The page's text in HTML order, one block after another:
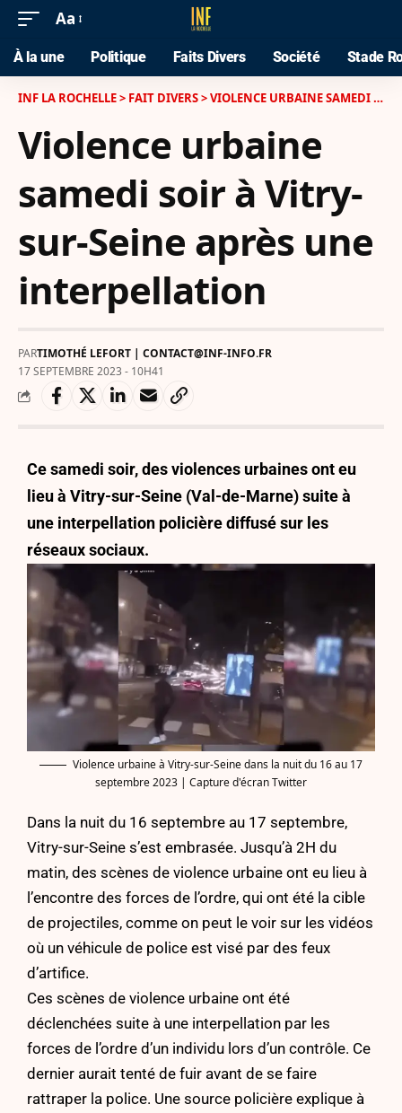
Aa
À la une Politique Faits Divers Société Stade
INF LA ROCHELLE> FAIT DIVERS>VIOLENCE URBAINE SAMEDI SOIR À VITRY-SUR-SEINE APRÈS UNE INTERPELLATION
Violence urbaine
samedi soir à Vitry-
sur-Seine après une
interpellation
PARTIMOTHÉ LEFORT | CONTACT@INF-INFO.FR
17 SEPTEMBRE 2023 - 10H41
Ce samedi soir, des violences urbaines ont eu
lieu à Vitry-sur-Seine (Val-de-Marne) suite à
une interpellation policière diffusé sur les
réseaux sociaux.
Violence urbaine à Vitry-sur-Seine dans la nuit du 16 au 17
septembre 2023 | Capture d'écran Twitter
Dans la nuit du 16 septembre au 17 septembre,
Vitry-sur-Seine s’est embrasée. Jusqu’à 2H du
matin, des scènes de violence urbaine ont eu lieu à
l’encontre des forces de l’ordre, qui ont été la cible
de projectiles, comme on peut le voir sur les vidéos
où un véhicule de police est visé par des feux
d’artifice.
Ces scènes de violence urbaine ont été
déclenchées suite à une interpellation par les
forces de l’ordre d’un individu lors d’un contrôle. Ce
dernier aurait tenté de fuir avant de se faire
rattraper la police. Une source policière explique à